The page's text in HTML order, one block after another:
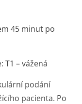
45 minut po
T1 – vážená
podání
pacienta. Po